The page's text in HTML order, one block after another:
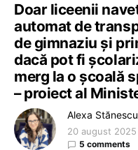
Doar liceenii
automat de
de gimnaziu și
dacă pot fi
merg la o școală
– proiect al
Alexa Stănescu
20 august 2025
5 comments